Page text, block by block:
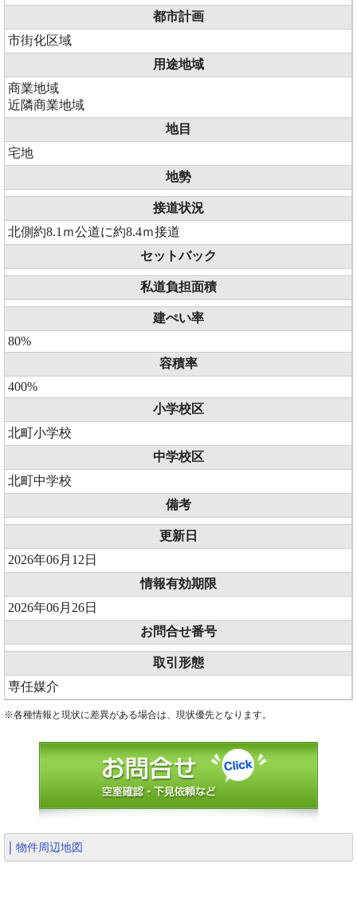
都市計画
市街化区域
用途地域
商業地域
近隣商業地域
地目
宅地
地勢
接道状況
北側約8.1ｍ公道に約8.4ｍ接道
セットバック
私道負担面積
建ぺい率
80%
容積率
400%
小学校区
北町小学校
中学校区
北町中学校
備考
更新日
2026年06月12日
情報有効期限
2026年06月26日
お問合せ番号
取引形態
専任媒介
※各種情報と現状に差異がある場合は、現状優先となります。
物件周辺地図